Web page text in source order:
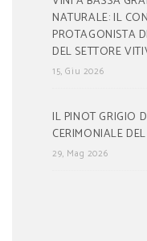
NATURALE: IL
PROTAGONISTA
DEL SETTORE
15, Giu 2026
IL PINOT GRIGIO
CERIMONIALE
29, Mag 2026